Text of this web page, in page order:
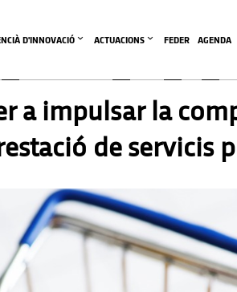
D'INNOVACIÓ ACTUACIONS FEDER AGENDA
a impulsar la
de servicis